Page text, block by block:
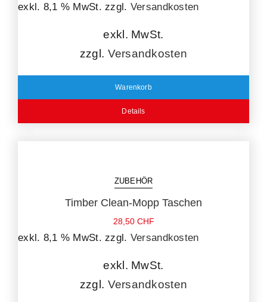
exkl. 8,1 % MwSt. zzgl. Versandkosten
exkl. MwSt.
zzgl. Versandkosten
Warenkorb
Details
ZUBEHÖR
Timber Clean-Mopp Taschen
28,50 CHF
exkl. 8,1 % MwSt. zzgl. Versandkosten
exkl. MwSt.
zzgl. Versandkosten